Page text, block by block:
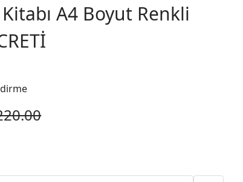
A4 Boyut Renkli